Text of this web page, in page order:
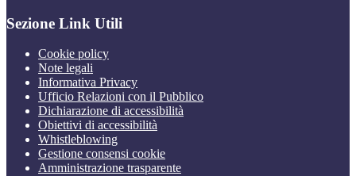
Sezione Link Utili
Cookie policy
Note legali
Informativa Privacy
Ufficio Relazioni con il Pubblico
Dichiarazione di accessibilità
Obiettivi di accessibilità
Whistleblowing
Gestione consensi cookie
Amministrazione trasparente